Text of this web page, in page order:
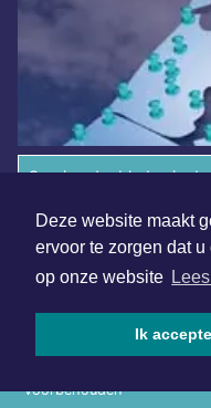
Deze website maakt
ervoor te zorgen dat
op onze website
Ik
Overige dagbladen in
voorbehouden
Algemene voorwaarden
Disclaimer